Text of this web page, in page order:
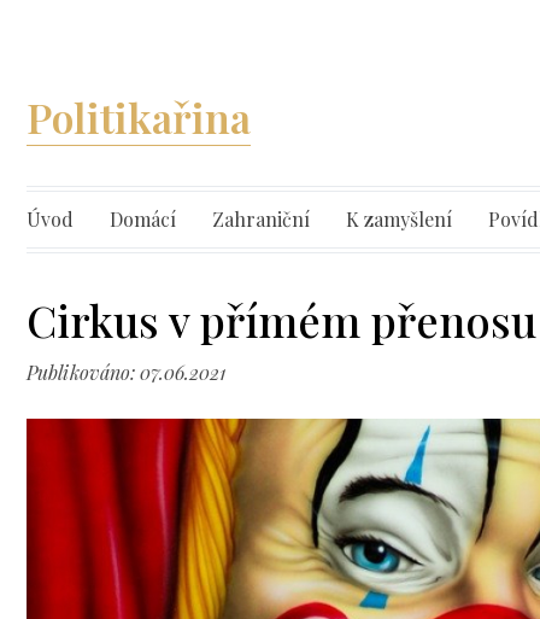
Politikařina
Úvod Domácí Zahraniční K zamyšlení
Cirkus v přímém přenosu
Publikováno: 07.06.2021